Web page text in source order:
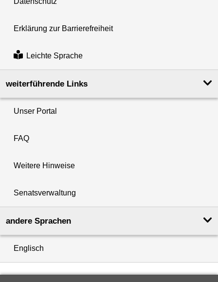
Erklärung zur Barrierefreiheit
Leichte Sprache
weiterführende Links
Unser Portal
FAQ
Weitere Hinweise
Senatsverwaltung
andere Sprachen
Englisch